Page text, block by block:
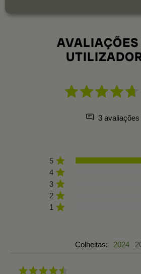
AVALIAÇÕES
3 avaliações
5
4
3
2
1
Colheitas: 2024